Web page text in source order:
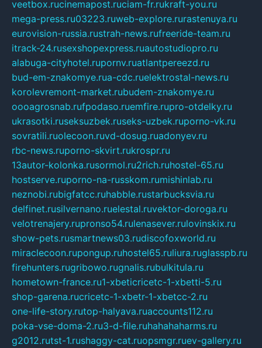
veetbox.rucinemapost.ruciam-fr.rukraft-you.ru
mega-press.ru03223.ruweb-explore.rurastenuya.ru
eurovision-russia.rustrah-news.rufreeride-team.ru
itrack-24.rusexshopexpress.ruautostudiopro.ru
alabuga-cityhotel.rupornv.ruatlantpereezd.ru
bud-em-znakomye.rua-cdc.ruelektrostal-news.ru
korolevremont-market.rubudem-znakomye.ru
oooagrosnab.rufpodaso.ruemfire.rupro-otdelky.ru
ukrasotki.ruseksuzbek.ruseks-uzbek.ruporno-vk.ru
sovratili.ruolecoon.ruvd-dosug.ruadonyev.ru
rbc-news.ruporno-skvirt.rukrospr.ru
13autor-kolonka.rusormol.ru2rich.ruhostel-65.ru
hostserve.ruporno-na-russkom.rumishinlab.ru
neznobi.rubigfatcc.ruhabble.rustarbucksvia.ru
delfinet.rusilvernano.ruelestal.ruvektor-doroga.ru
velotrenajery.rupronso54.rulenasever.rulovinskix.ru
show-pets.rusmartnews03.rudiscofoxworld.ru
miraclecoon.rupongup.ruhostel65.ruliura.ruglasspb.ru
firehunters.rugribowo.rugnalis.rubulkitula.ru
hometown-france.ru1-xbeticricetc-1-xbetti-5.ru
shop-garena.rucricetc-1-xbetr-1-xbetcc-2.ru
one-life-story.rutop-halyava.ruaccounts112.ru
poka-vse-doma-2.ru3-d-file.ruhahahaharms.ru
g2012.rutst-1.rushaggy-cat.ruopsmgr.ruev-gallery.ru